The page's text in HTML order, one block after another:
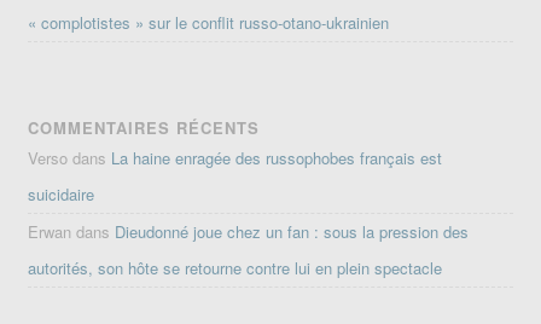
« complotistes » sur le conflit russo-otano-ukrainien
COMMENTAIRES RÉCENTS
Verso dans La haine enragée des russophobes français est
suicidaire
Erwan dans Dieudonné joue chez un fan : sous la pression des
autorités, son hôte se retourne contre lui en plein spectacle